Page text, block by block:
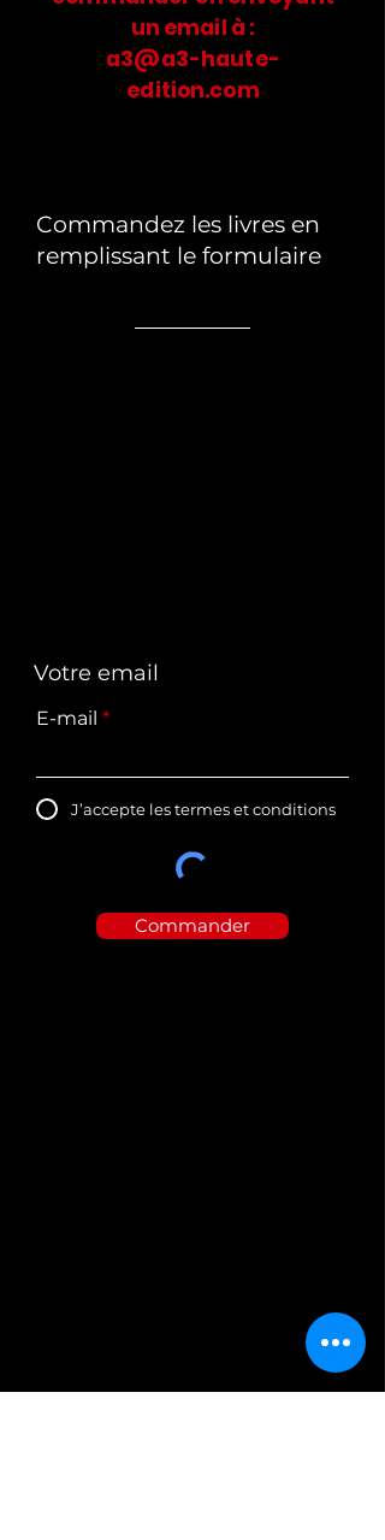
un email à :
a3@a3-haute-
edition.com
Titre 5
Commandez les livres en
remplissant le formulaire
Votre email
E-mail
J’accepte les termes et conditions
Commander